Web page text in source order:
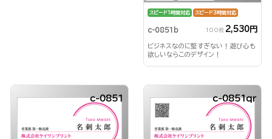
スピード1時間対応 スピード3時間対応
c-0851b 100枚 2,530円
ビジネスなのに堅すぎない！遊び心も
欲しいならこのデザイン！
c-0851 c-0851qr